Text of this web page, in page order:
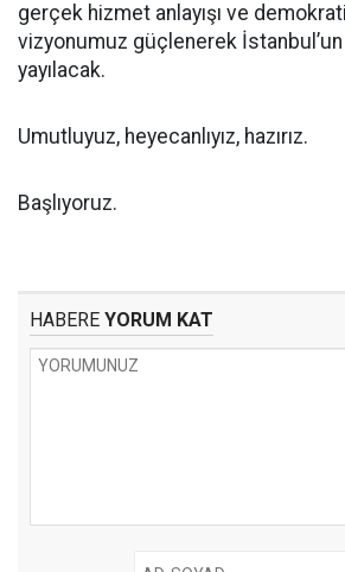
gerçek hizmet anlayışı ve
vizyonumuz güçlenerek
yayılacak.
Umutluyuz, heyecanlıyız, hazırız.
Başlıyoruz.
HABERE YORUM KAT